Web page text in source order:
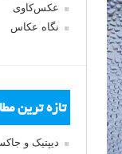
عکس‌کاوی
نگاه عکاس
تازه ترین
دیپتیک و